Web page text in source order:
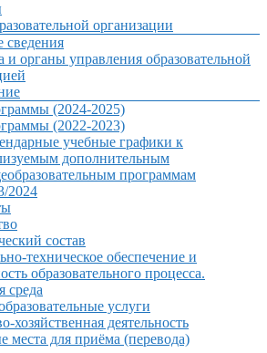
организации
и органы управления образовательной
(2024-2025)
(2022-2023)
учебные графики к
дополнительным
программам
2024
состав
техническое обеспечение и
образовательного процесса.
среда
услуги
хозяйственная деятельность
места для приёма (перевода)